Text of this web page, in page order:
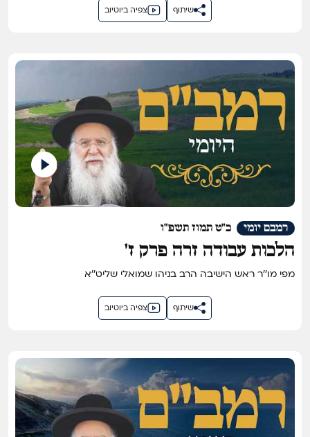
צפיה ביוטיוב שיתוף
כ"ט תמוז תשפ"ו רמבם יומי
הלכות עבודה זרה פרק ז'
מפי מו''ר ראש הישיבה הרב בניהו שמואלי שליט''א
צפיה ביוטיוב שיתוף